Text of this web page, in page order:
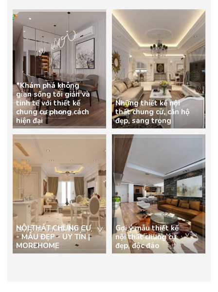
*Khám phá không
gian sống tối giản và
tinh tế với thiết kế
chung cư phong cách
hiện đại
Những thiết kế nội
thất chung cư, căn hộ
đẹp, sang trọng
NỘI THẤT CHUNG CƯ
- MẪU ĐẸP - UY TÍN |
MOREHOME
Gợi ý mẫu thiết kế
nội thất chung cư
đẹp, độc đáo